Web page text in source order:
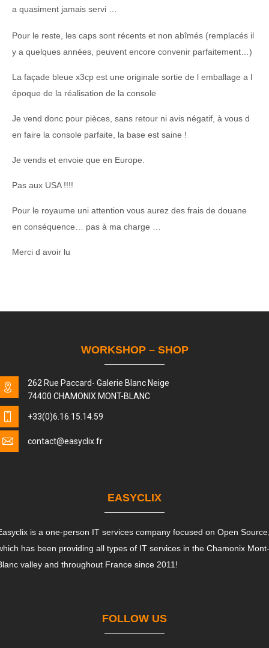
a quasiment jamais servi …
Pour le reste, les caps sont récents et non abîmés (remplacés il
y a quelques années, peuvent encore convenir parfaitement…)
La façade bleue x3cp est une originale sortie de l emballage a l
époque de la réalisation de la console
Je vend donc pour pièces, sans retour ni avis négatif, à vous d
en faire la console parfaite, la base est saine !
Je vends et envoie que en Europe.
Pas aux USA !!!!
Pour le royaume uni attention vous aurez des frais de douane
en conséquence… pas à ma charge …
Merci d avoir lu
WORKSHOP – SHOP
262 Rue Paccard- Galerie Blanc Neige
74400 CHAMONIX MONT-BLANC
+33(0)6.16.15.14.59
contact@easyclix.fr
EASYCLIX
is a one-person IT services company focused on Open
has been providing all types of IT services in the Chamonix Mont-
valley and throughout France since 2011!
FOLLOW US